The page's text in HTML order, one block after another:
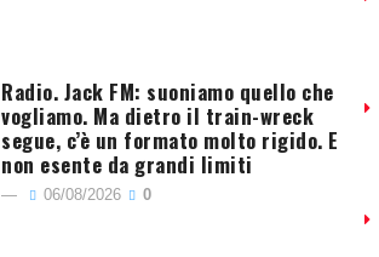
Radio. Jack FM: suoniamo quello che
vogliamo. Ma dietro il train-wreck
segue, c’è un formato molto rigido. E
non esente da grandi limiti
06/08/2026 0